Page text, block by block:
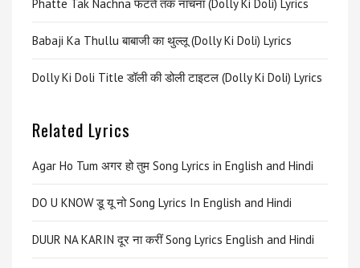
Phatte Tak Nachna फटते तक नाचना (Dolly Ki Doli) Lyrics
Babaji Ka Thullu बाबाजी का थुल्लू (Dolly Ki Doli) Lyrics
Dolly Ki Doli Title डॉली की डोली टाइटल (Dolly Ki Doli) Lyrics
Related Lyrics
Agar Ho Tum अगर हो तुम Song Lyrics in English and Hindi
DO U KNOW डू यू नो Song Lyrics In English and Hindi
DUUR NA KARIN दूर ना करीं Song Lyrics English and Hindi